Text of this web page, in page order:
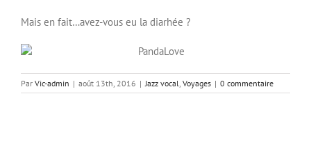
Mais en fait…avez-vous eu la diarhée ?
Par Vic-admin | août 13th, 2016 | Jazz vocal, Voyages | 0 commentaire